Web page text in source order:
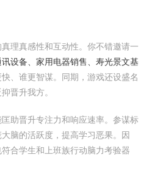
理真感性和互动性。你不错邀请一
设备、家用电器销售、寿光景文基
、谁更智谋。同期，游戏还设盛名
晋升我方。
助晋升专注力和响应速率。参谋标
脑的活跃度，提高学习恶果。因
合学生和上班族行动脑力考验器